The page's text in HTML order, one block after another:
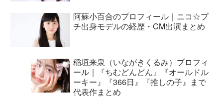
阿蘇小百合のプロフィール｜ニコ☆プ
チ出身モデルの経歴・CM出演まとめ
稲垣来泉（いながきくるみ）プロフィ
ール｜『ちむどんどん』『オールドル
ーキー』『366日』『推しの子』まで
代表作まとめ